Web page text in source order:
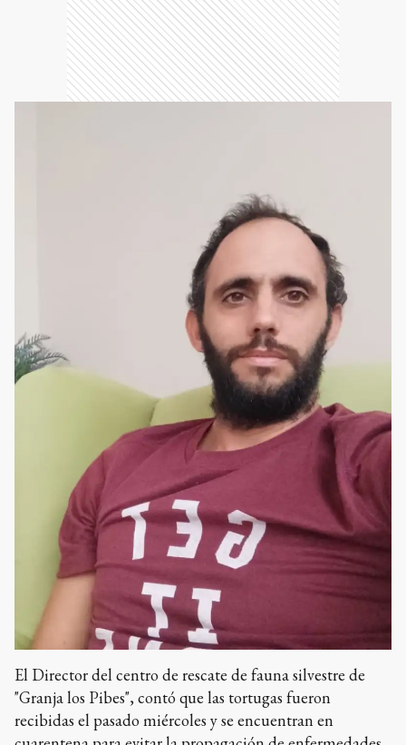
El Director del centro de rescate de fauna silvestre de
"Granja los Pibes", contó que las tortugas fueron
recibidas el pasado miércoles y se encuentran en